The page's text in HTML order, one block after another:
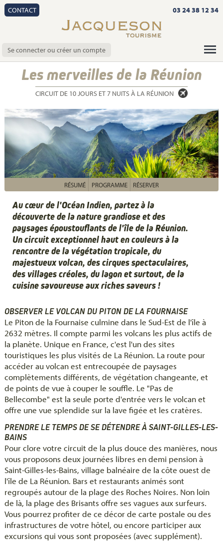
CONTACT 03 24 38 12 34
Se connecter ou créer un compte
Les merveilles de la Réunion
CIRCUIT DE 10 JOURS ET 7 NUITS À LA RÉUNION
RÉSUMÉ PROGRAMME RÉSERVER
Au cœur de l'Océan Indien, partez à la
découverte de la nature grandiose et des
paysages époustouflants de l'île de la Réunion.
Un circuit exceptionnel haut en couleurs à la
rencontre de la végétation tropicale, du
majestueux volcan, des cirques spectaculaires,
des villages créoles, du lagon et surtout, de la
cuisine savoureuse aux riches saveurs !
OBSERVER LE VOLCAN DU PITON DE LA FOURNAISE
Le Piton de la Fournaise culmine dans le Sud-Est de l'île à
2632 mètres. Il compte parmi les volcans les plus actifs de
la planète. Unique en France, c'est l'un des sites
touristiques les plus visités de La Réunion. La route pour
accéder au volcan est entrecoupée de paysages
complètements différents, de végétation changeante, et
de points de vue à couper le souffle. Le "Pas de
Bellecombe" est la seule porte d'entrée vers le volcan et
offre une vue splendide sur la lave figée et les cratères.
PRENDRE LE TEMPS DE SE DÉTENDRE À SAINT-GILLES-LES-
BAINS
Pour clore votre circuit de la plus douce des manières, nous
vous proposons deux journées libres en demi pension à
Saint-Gilles-les-Bains, village balnéaire de la côte ouest de
l'île de La Réunion. Bars et restaurants animés sont
regroupés autour de la plage des Roches Noires. Non loin
de là, la plage des Brisants offre ses vagues aux surfeurs.
Vous pourrez profiter de ce décor de carte postale ou des
infrastructures de votre hôtel, ou encore participer aux
excursions qui vous sont proposées (avec supplément).